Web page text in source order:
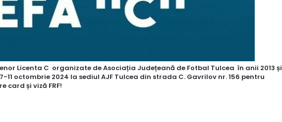
Licenta C organizate de Asociația Județeană de Fotbal Tulcea în anii 2013 și
11 octombrie 2024 la sediul AJF Tulcea din strada C. Gavrilov nr. 156 pentru
card și viză FRF!